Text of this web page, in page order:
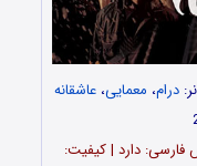
درام، معمایی،عاشقانه
فارسی: دارد | کیفیت: